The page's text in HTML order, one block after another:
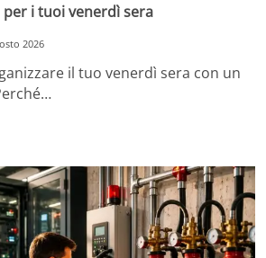
i tuoi venerdì sera
2026
il tuo venerdì sera con un